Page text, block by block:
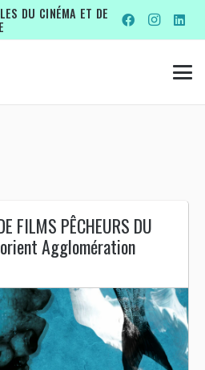
DU CINÉMA ET DE
FILMS PÊCHEURS DU
Agglomération